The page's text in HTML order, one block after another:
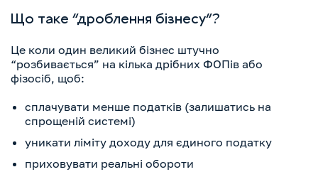
Що таке “дроблення бізнесу”?
Це коли один великий бізнес штучно
“розбивається” на кілька дрібних ФОПів або
фізосіб, щоб:
сплачувати менше податків (залишатись на
спрощеній системі)
уникати ліміту доходу для єдиного податку
приховувати реальні обороти